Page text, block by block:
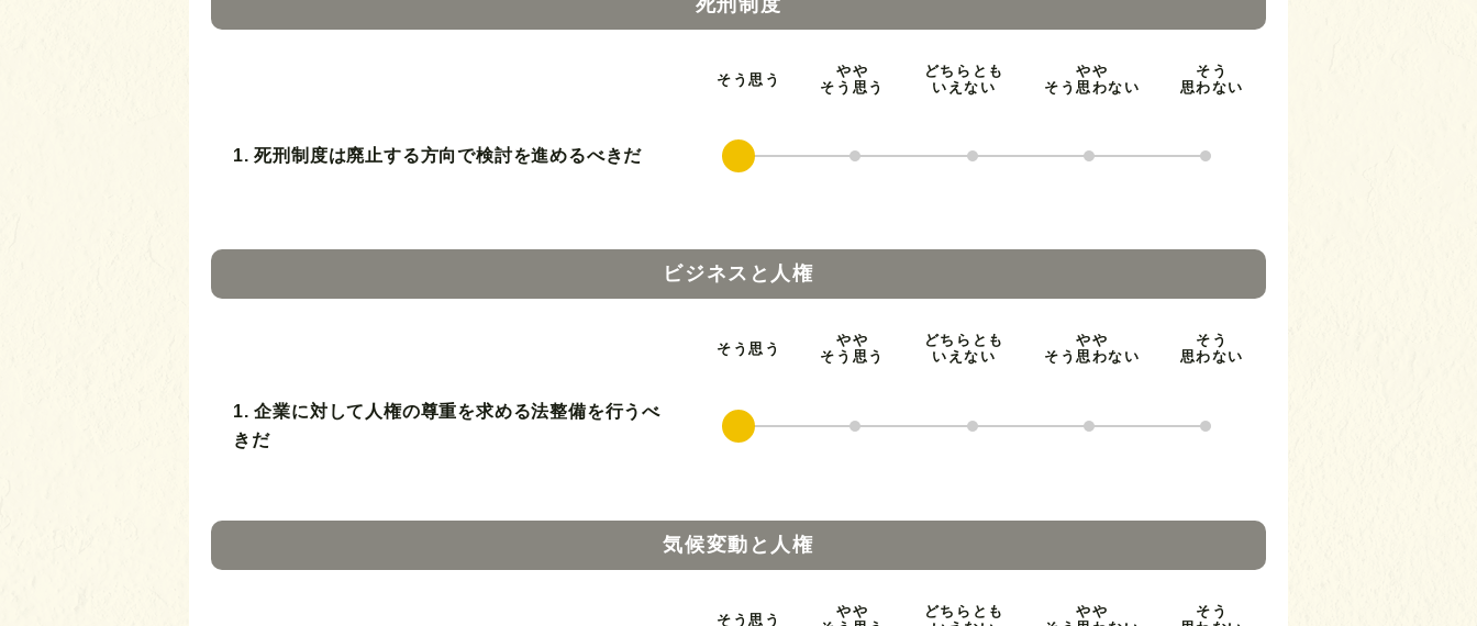
死刑制度
そう思う
やや
そう思う
どちらとも
いえない
やや
そう思わない
そう
思わない
1. 死刑制度は廃止する方向で検討を進めるべきだ
ビジネスと人権
そう思う
やや
そう思う
どちらとも
いえない
やや
そう思わない
そう
思わない
1. 企業に対して人権の尊重を求める法整備を行うべ
きだ
気候変動と人権
そう思う
やや
どちらとも
やや
そう